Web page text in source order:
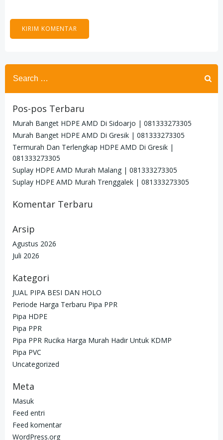
Search
for:
Pos-pos Terbaru
Murah Banget HDPE AMD Di Sidoarjo | 081333273305
Murah Banget HDPE AMD Di Gresik | 081333273305
Termurah Dan Terlengkap HDPE AMD Di Gresik |
081333273305
Suplay HDPE AMD Murah Malang | 081333273305
Suplay HDPE AMD Murah Trenggalek | 081333273305
Komentar Terbaru
Arsip
Agustus 2026
Juli 2026
Kategori
JUAL PIPA BESI DAN HOLO
Periode Harga Terbaru Pipa PPR
Pipa HDPE
Pipa PPR
Pipa PPR Rucika Harga Murah Hadir Untuk KDMP
Pipa PVC
Uncategorized
Meta
Masuk
Feed entri
Feed komentar
WordPress.org